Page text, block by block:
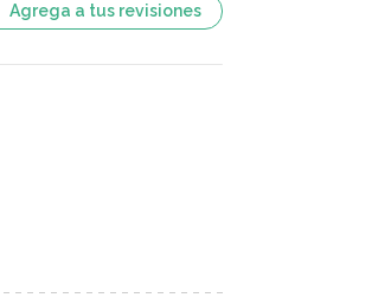
Agrega a tus revisiones